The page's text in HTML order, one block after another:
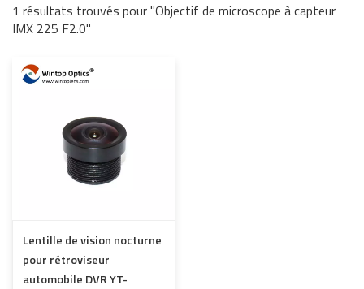
1 résultats trouvés pour "Objectif de microscope à capteur
IMX 225 F2.0"
Lentille de vision nocturne
pour rétroviseur
automobile DVR YT-